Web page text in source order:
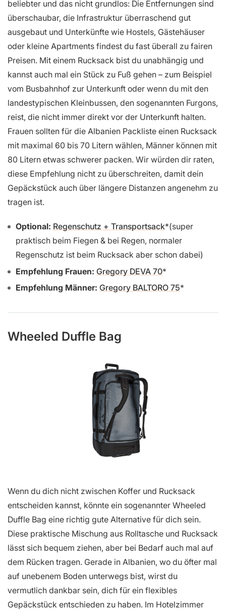
beliebter und das nicht grundlos: Die Entfernungen sind
überschaubar, die Infrastruktur überraschend gut
ausgebaut und Unterkünfte wie Hostels, Gästehäuser
oder kleine Apartments findest du fast überall zu fairen
Preisen. Mit einem Rucksack bist du unabhängig und
kannst auch mal ein Stück zu Fuß gehen – zum Beispiel
vom Busbahnhof zur Unterkunft oder wenn du mit den
landestypischen Kleinbussen, den sogenannten Furgons,
reist, die nicht immer direkt vor der Unterkunft halten.
Frauen sollten für die Albanien Packliste einen Rucksack
mit maximal 60 bis 70 Litern wählen, Männer können mit
80 Litern etwas schwerer packen. Wir würden dir raten,
diese Empfehlung nicht zu überschreiten, damit dein
Gepäckstück auch über längere Distanzen angenehm zu
tragen ist.
Optional: Regenschutz + Transportsack (super
praktisch beim Fiegen & bei Regen, normaler
Regenschutz ist beim Rucksack aber schon dabei)
Empfehlung Frauen: Gregory DEVA 70
Empfehlung Männer: Gregory BALTORO 75
Wheeled Duffle Bag
Wenn du dich nicht zwischen Koffer und Rucksack
entscheiden kannst, könnte ein sogenannter Wheeled
Duffle Bag eine richtig gute Alternative für dich sein.
Diese praktische Mischung aus Rolltasche und Rucksack
lässt sich bequem ziehen, aber bei Bedarf auch mal auf
dem Rücken tragen. Gerade in Albanien, wo du öfter mal
auf unebenem Boden unterwegs bist, wirst du
vermutlich dankbar sein, dich für ein flexibles
Gepäckstück entschieden zu haben. Im Hotelzimmer